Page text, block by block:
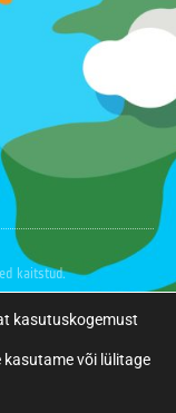
kaitstud.
kasutuskogemust
kasutame või lülitage